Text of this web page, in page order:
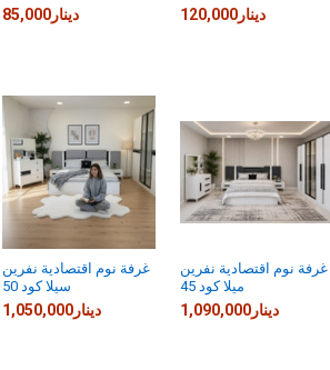
85,000دينار 120,000دينار
غرفة نوم اقتصادية نفرين
سيلا كود 50
1,050,000دينار
غرفة نوم اقتصادية نفرين
ميلا كود 45
1,090,000دينار